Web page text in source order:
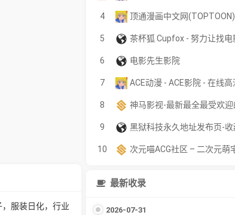
服装日化，行业
4 顶通漫画中文网(TOPTOON)
5
6 电影先生影院
7
8
9
10
最新收录
2026-07-31